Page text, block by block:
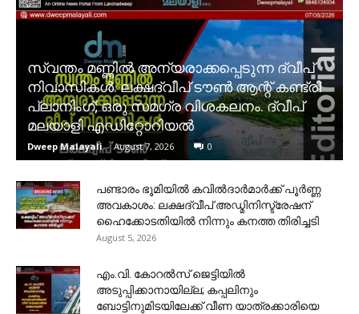
സ്വന്തം മണ്ണിൽ അന്യരാക്കപ്പെടുന്ന ദ്വീപ്
നിവാസികൾ. ലക്ഷദ്വീപ് ടൗൺ ആന്റ് കണ്ട്രി
പ്ലാനിംഗ്; ഒരു സമഗ്ര വിശകലനം. ദ്വീപ്
മലയാളി എഡിറ്റോറിയൽ
Dweep Malayali - August 7, 2026 0
പണ്ടാരം ഭൂമിയിൽ കവിൽദാർമാർക്ക് പൂർണ്ണ
അവകാശം: ലക്ഷദ്വീപ് അഡ്മിനിസ്ട്രേഷന്
ഹൈക്കോടതിയിൽ നിന്നും കനത്ത തിരിച്ചടി
August 5, 2026
​എം.വി. കോറൽസ് ജെട്ടിയിൽ
അടുപ്പിക്കാനായില്ല; കപ്പലിനും
ബോട്ടിനുമിടയിലേക്ക് വീണ യാത്രക്കാരിയെ